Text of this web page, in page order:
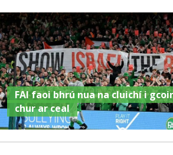
FAI faoi bhrú nua na cluichí i
chur ar ceal